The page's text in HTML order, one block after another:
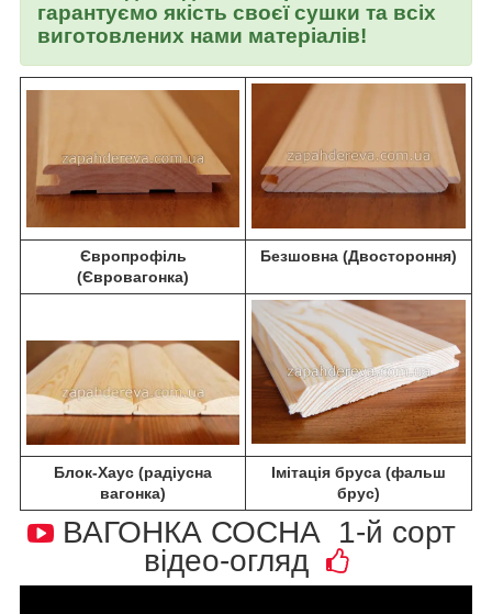
гарантуємо якість своєї сушки та всіх
виготовлених нами матеріалів!
Європрофіль
(Євровагонка)
Безшовна (Двостороння)
Блок-Хаус (радіусна
вагонка)
Імітація бруса (фальш
брус)
ВАГОНКА СОСНА 1-й сорт
відео-огляд